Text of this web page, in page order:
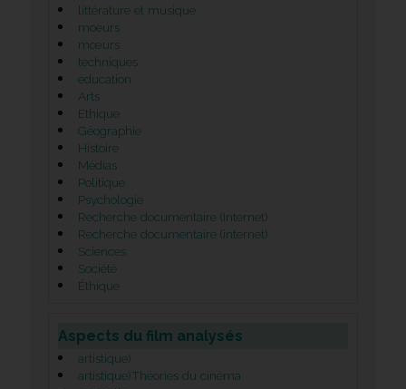
littérature et musique
moeurs
mœurs
techniques
éducation
Arts
Ethique
Géographie
Histoire
Médias
Politique
Psychologie
Recherche documentaire (Internet)
Recherche documentaire (internet)
Sciences
Société
Éthique
Aspects du film analysés
artistique)
artistique)Théories du cinéma